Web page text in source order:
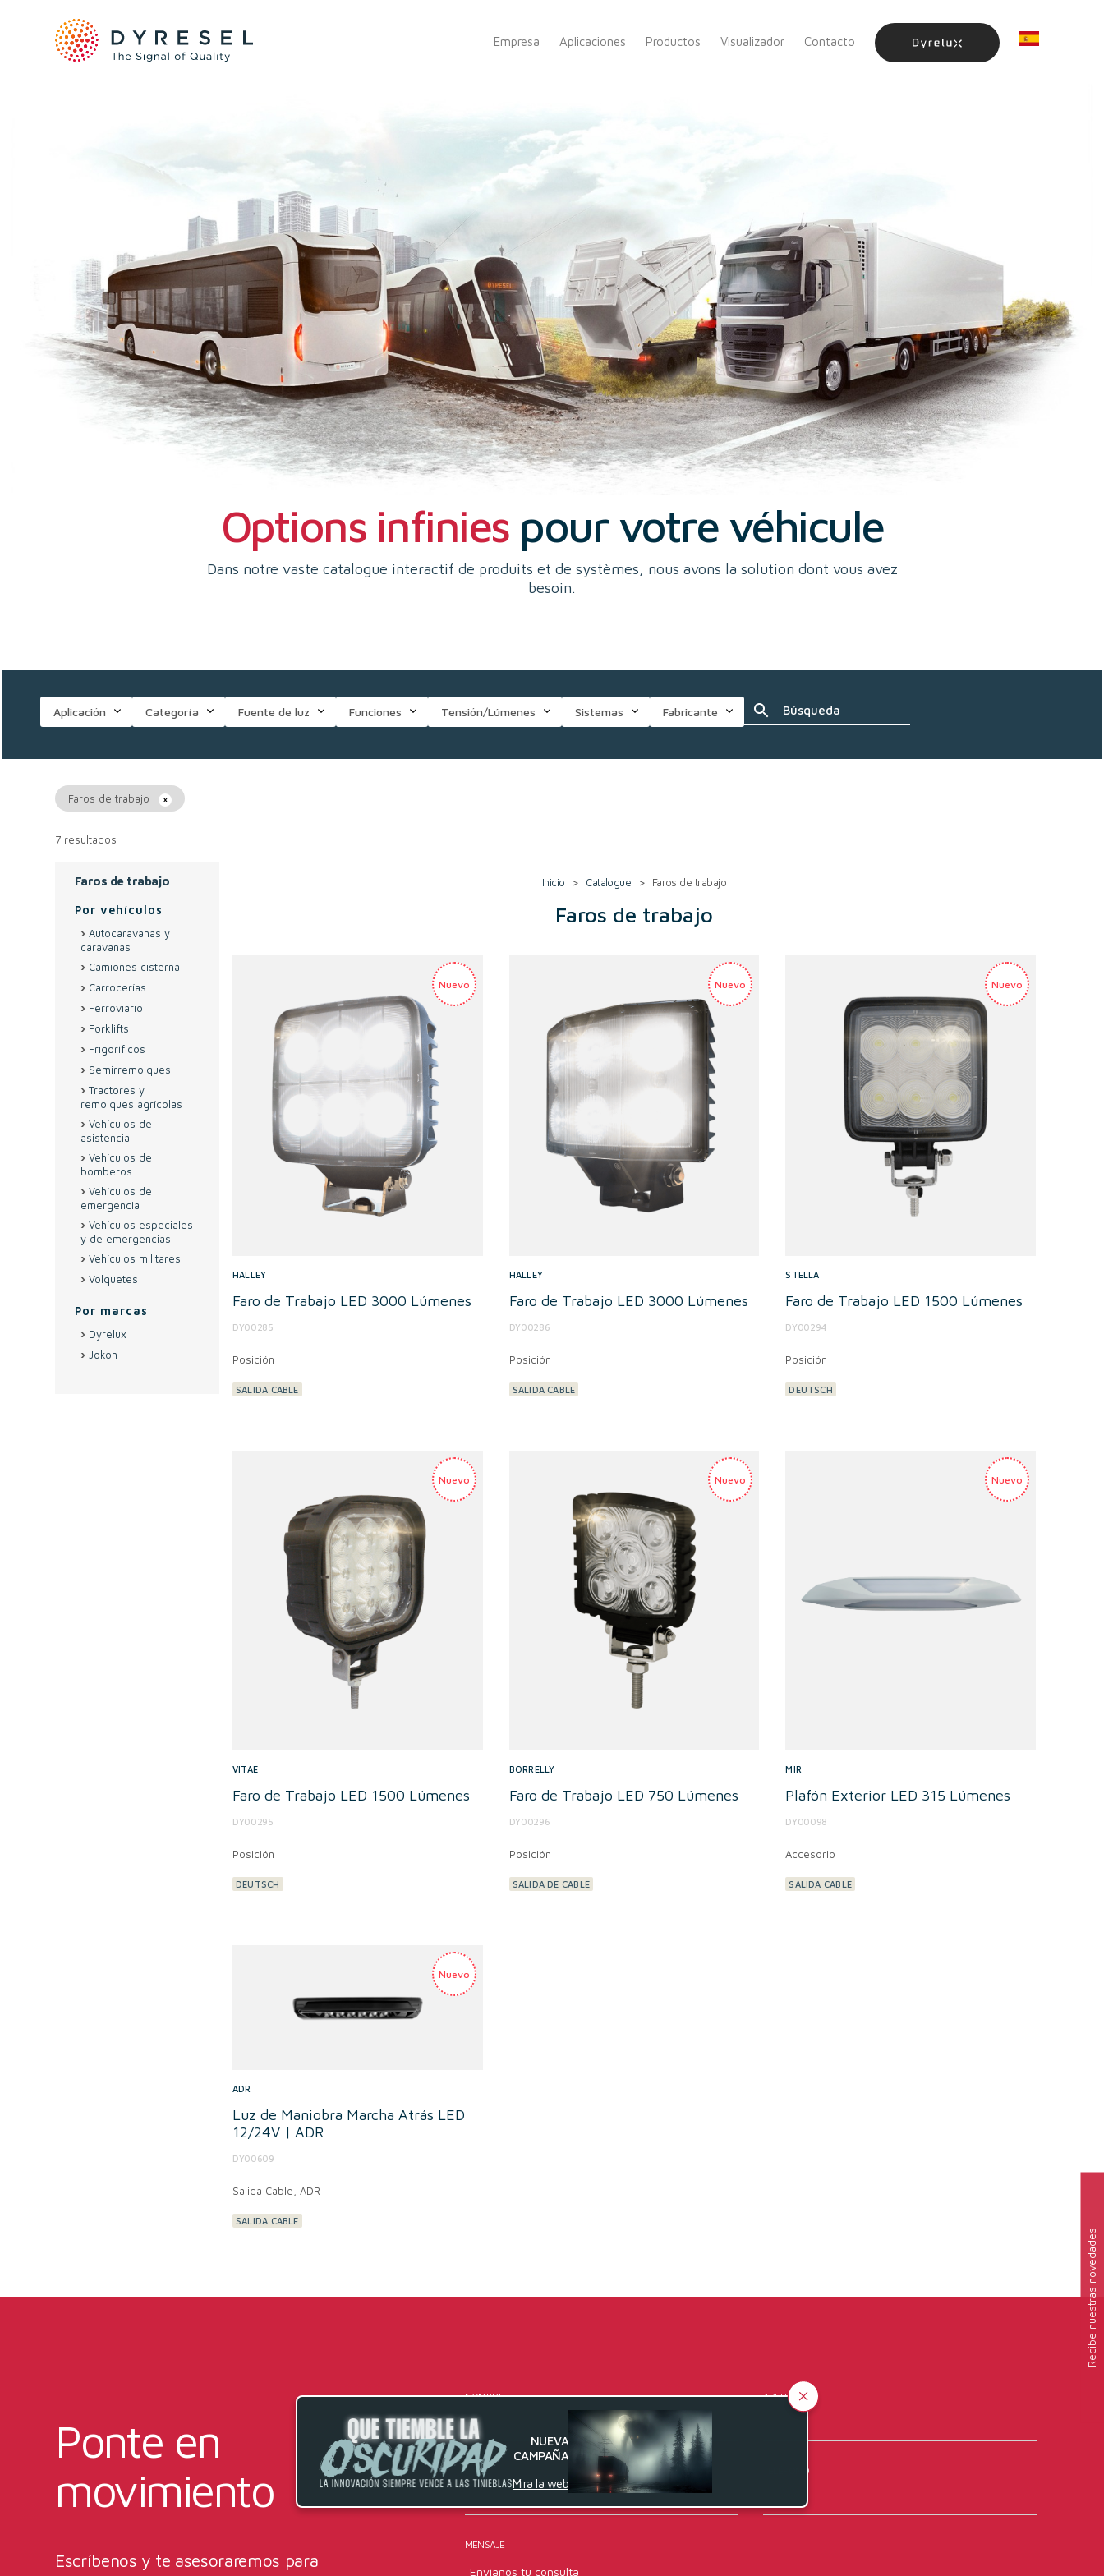
Empresa Aplicaciones Productos Visualizador Contacto
NUEVA
CAMPAÑA
Mira la web
Options infiniespour votre véhicule
Dans notre vaste catalogue interactif de produits et de systèmes, nous avons la solution dont vous avez
besoin.
Aplicación Categoría Fuente de luz Funciones Tensión/Lúmenes Sistemas Fabricante
Faros de trabajo
7 resultados
Faros de trabajo
Por vehículos
Autocaravanas y
caravanas
Camiones cisterna
Carrocerías
Ferroviario
Forklifts
Frigoríficos
Semirremolques
Tractores y
remolques agrícolas
Vehículos de
asistencia
Vehículos de
bomberos
Vehículos de
emergencia
Vehículos especiales
y de emergencias
Vehículos militares
Volquetes
Por marcas
Dyrelux
Jokon
Inicio > Catalogue > Faros de trabajo
Faros de trabajo
HALLEY
Faro de Trabajo LED 3000 Lúmenes
DY00285
Posición
SALIDA CABLE
HALLEY
Faro de Trabajo LED 3000 Lúmenes
DY00286
Posición
SALIDA CABLE
STELLA
Faro de Trabajo LED 1500 Lúmenes
DY00294
Posición
DEUTSCH
VITAE
Faro de Trabajo LED 1500 Lúmenes
DY00295
Posición
DEUTSCH
BORRELLY
Faro de Trabajo LED 750 Lúmenes
DY00296
Posición
SALIDA DE CABLE
MIR
Plafón Exterior LED 315 Lúmenes
DY00098
Accesorio
SALIDA CABLE
ADR
Luz de Maniobra Marcha Atrás LED
12/24V | ADR
DY00609
Salida Cable, ADR
SALIDA CABLE
Recibe
nuestras novedades
Ponte en
movimiento
Escríbenos y te asesoraremos para
NOMBRE APELLIDOS
EMAIL TELÉFONO
MENSAJE